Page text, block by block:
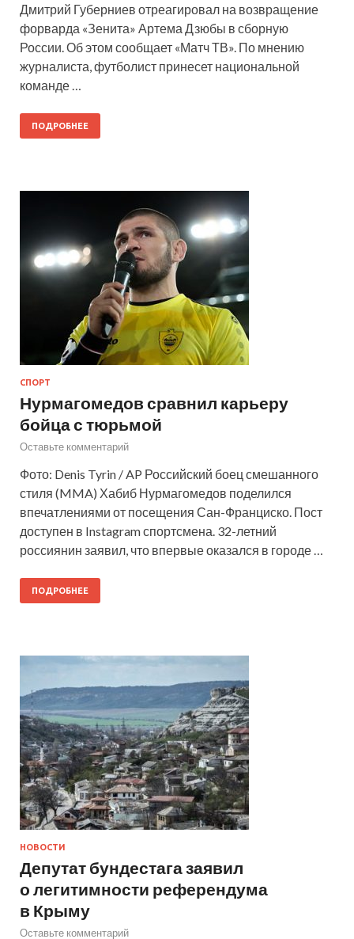
Дмитрий Губерниев отреагировал на возвращение
форварда «Зенита» Артема Дзюбы в сборную
России. Об этом сообщает «Матч ТВ». По мнению
журналиста, футболист принесет национальной
команде …
ПОДРОБНЕЕ
СПОРТ
Нурмагомедов сравнил карьеру
бойца с тюрьмой
Оставьте комментарий
Фото: Denis Tyrin / AP Российский боец смешанного
стиля (MMA) Хабиб Нурмагомедов поделился
впечатлениями от посещения Сан-Франциско. Пост
доступен в Instagram спортсмена. 32-летний
россиянин заявил, что впервые оказался в городе …
ПОДРОБНЕЕ
НОВОСТИ
Депутат бундестага заявил
о легитимности референдума
в Крыму
Оставьте комментарий